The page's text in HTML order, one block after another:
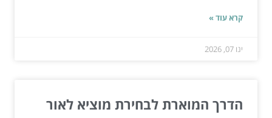
קרא עוד »
ינו 07, 2026
הדרך המוארת לבחירת מוציא לאור